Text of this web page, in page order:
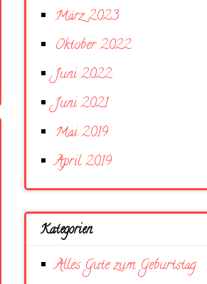
März 2023
Oktober 2022
Juni 2022
Juni 2021
Mai 2019
April 2019
Kategorien
Alles Gute zum Geburtstag